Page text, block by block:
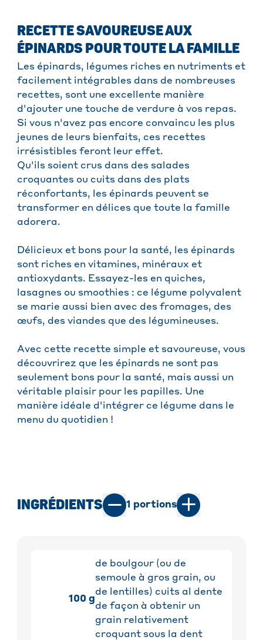
RECETTE SAVOUREUSE AUX
ÉPINARDS POUR TOUTE LA FAMILLE
Les épinards, légumes riches en nutriments et
facilement intégrables dans de nombreuses
recettes, sont une excellente manière
d'ajouter une touche de verdure à vos repas.
Si vous n'avez pas encore convaincu les plus
jeunes de leurs bienfaits, ces recettes
irrésistibles feront leur effet.
Qu'ils soient crus dans des salades
croquantes ou cuits dans des plats
réconfortants, les épinards peuvent se
transformer en délices que toute la famille
adorera.
Délicieux et bons pour la santé, les épinards
sont riches en vitamines, minéraux et
antioxydants. Essayez-les en quiches,
lasagnes ou smoothies : ce légume polyvalent
se marie aussi bien avec des fromages, des
œufs, des viandes que des légumineuses.
Avec cette recette simple et savoureuse, vous
découvrirez que les épinards ne sont pas
seulement bons pour la santé, mais aussi un
véritable plaisir pour les papilles. Une
manière idéale d'intégrer ce légume dans le
menu du quotidien !
INGRÉDIENTS 1 portions
100 g
de boulgour (ou de
semoule à gros grain, ou
de lentilles) cuits al dente
de façon à obtenir un
grain relativement
croquant sous la dent